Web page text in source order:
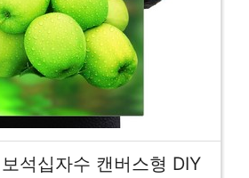
석십자수 캔버스형 DIY